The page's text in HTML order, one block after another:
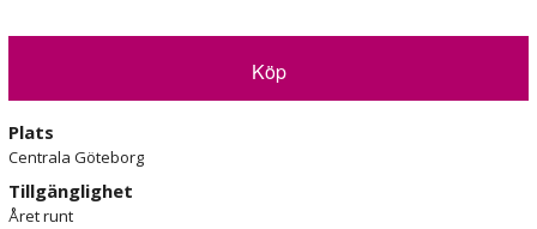
ledtrådar och uppdrag. Någon i gruppen blir mördaren. Man väljer
endast ha sin namnlapp på sig, men det går även bra att spela ut till
fullo om man önskar det, därför passar Mordgåtan alla typer av
personligheter.
För att kunna lista ut vem mördaren är så kommer det dyka upp
bevismaterial och diverse ledtrådar löpande under kvällen. Alla
deltagare får olika uppdrag i sina kuvert som även innehåller
Köp
Plats
Centrala Göteborg
Tillgänglighet
Året runt